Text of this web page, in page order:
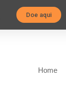
Doe aqui
Home